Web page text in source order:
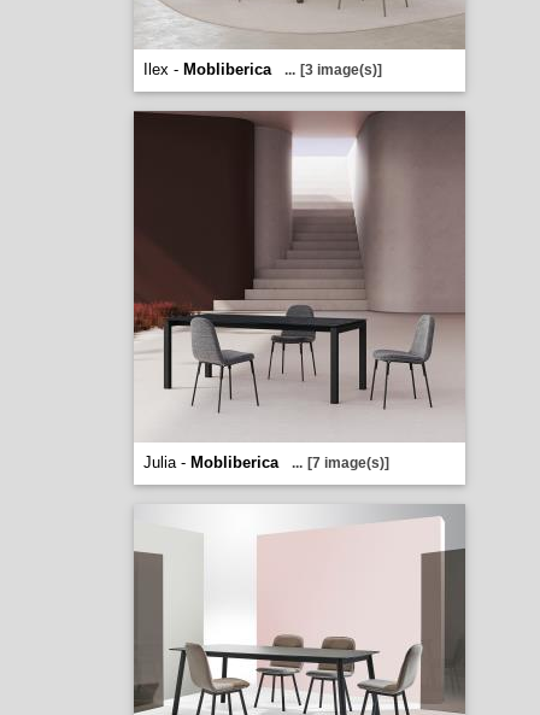
Ilex - Mobliberica ... [3 image(s)]
Julia - Mobliberica ... [7 image(s)]